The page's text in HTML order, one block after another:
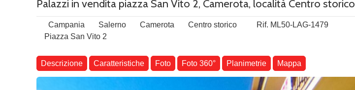
Palazzi in vendita piazza San Vito 2, Camerota, località Centro storico
Campania Salerno Camerota Centro storico
Rif. ML50-LAG-1479
Piazza San Vito 2
Descrizione Caratteristiche Foto Foto 360° Planimetrie Mappa